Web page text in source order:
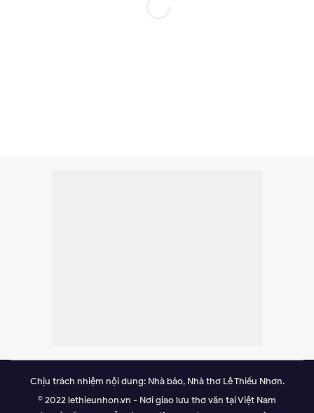
Chịu trách nhiệm nội dung: Nhà báo, Nhà thơ Lê Thiếu Nhơn.
© 2022 lethieunhon.vn - Nơi giao lưu thơ văn tại Việt Nam